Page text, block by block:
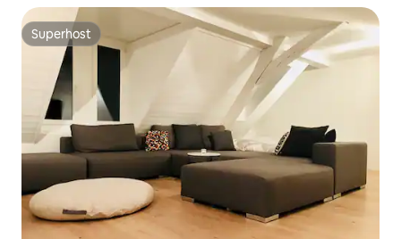
Superhost
Superhost